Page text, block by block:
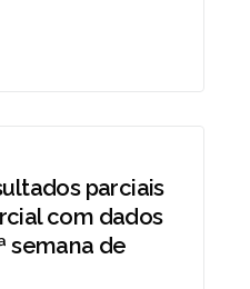
parciais
com dados
semana de